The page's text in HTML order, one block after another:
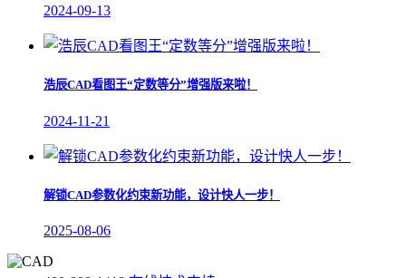
2024-09-13
浩辰CAD看图王“定数等分”增强版来啦！
2024-11-21
解锁CAD参数化约束新功能，设计快人一步！
2025-08-06